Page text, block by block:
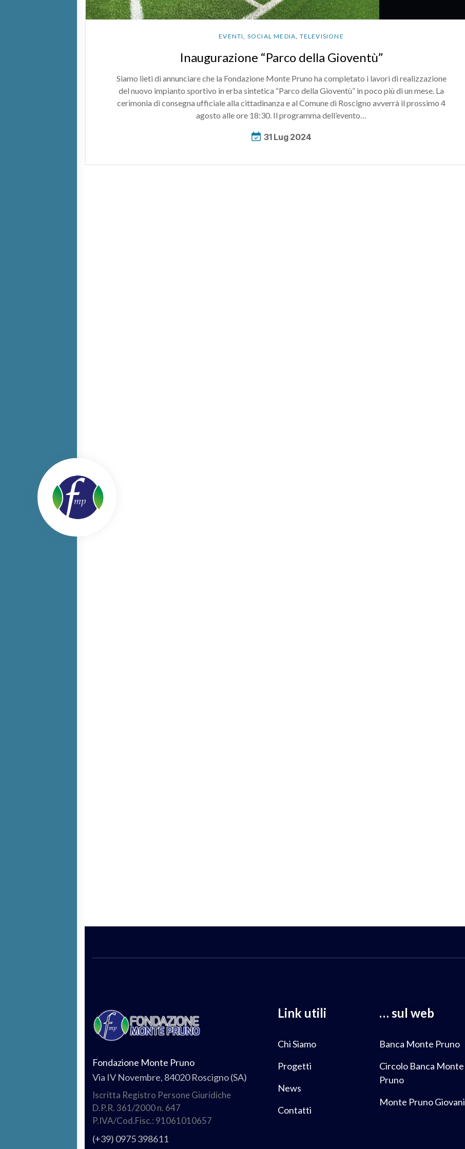
EVENTI, SOCIAL MEDIA, TELEVISIONE
Inaugurazione “Parco della Gioventù”
Siamo lieti di annunciare che la Fondazione Monte Pruno ha completato i lavori di realizzazione
del nuovo impianto sportivo in erba sintetica “Parco della Gioventù” in poco più di un mese. La
cerimonia di consegna ufficiale alla cittadinanza e al Comune di Roscigno avverrà il prossimo 4
agosto alle ore 18:30. Il programma dell’evento…
31 Lug 2024
Fondazione Monte Pruno
Via IV Novembre, 84020 Roscigno (SA)
Iscritta Registro Persone Giuridiche
D.P.R. 361/2000 n. 647
P.IVA/Cod.Fisc.: 91061010657
(+39) 0975 398611
Link utili
Chi Siamo
Progetti
News
Contatti
… sul web
Banca Monte Pruno
Circolo Banca Monte
Pruno
Monte Pruno Giovani